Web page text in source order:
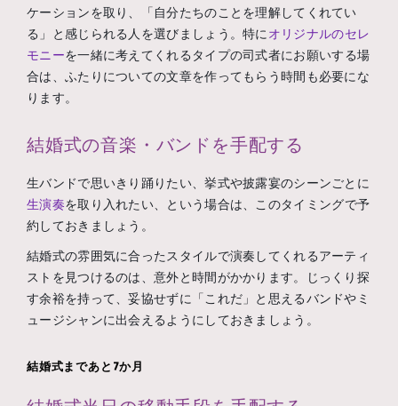
ケーションを取り、「自分たちのことを理解してくれてい
る」と感じられる人を選びましょう。特にオリジナルのセレ
モニーを一緒に考えてくれるタイプの司式者にお願いする場
合は、ふたりについての文章を作ってもらう時間も必要にな
ります。
結婚式の音楽・バンドを手配する
生バンドで思いきり踊りたい、挙式や披露宴のシーンごとに
生演奏を取り入れたい、という場合は、このタイミングで予
約しておきましょう。
結婚式の雰囲気に合ったスタイルで演奏してくれるアーティ
ストを見つけるのは、意外と時間がかかります。じっくり探
す余裕を持って、妥協せずに「これだ」と思えるバンドやミ
ュージシャンに出会えるようにしておきましょう。
結婚式まであと7か月